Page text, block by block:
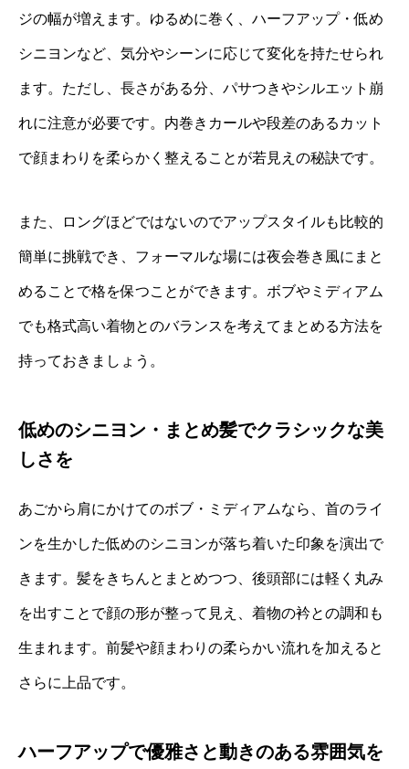
ジの幅が増えます。ゆるめに巻く、ハーフアップ・低め
シニヨンなど、気分やシーンに応じて変化を持たせられ
ます。ただし、長さがある分、パサつきやシルエット崩
れに注意が必要です。内巻きカールや段差のあるカット
で顔まわりを柔らかく整えることが若見えの秘訣です。
また、ロングほどではないのでアップスタイルも比較的
簡単に挑戦でき、フォーマルな場には夜会巻き風にまと
めることで格を保つことができます。ボブやミディアム
でも格式高い着物とのバランスを考えてまとめる方法を
持っておきましょう。
低めのシニヨン・まとめ髪でクラシックな美
しさを
あごから肩にかけてのボブ・ミディアムなら、首のライ
ンを生かした低めのシニヨンが落ち着いた印象を演出で
きます。髪をきちんとまとめつつ、後頭部には軽く丸み
を出すことで顔の形が整って見え、着物の衿との調和も
生まれます。前髪や顔まわりの柔らかい流れを加えると
さらに上品です。
ハーフアップで優雅さと動きのある雰囲気を